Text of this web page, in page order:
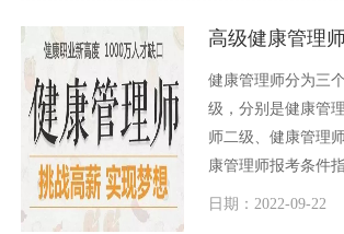
健康管理师分为三
级，分别是健康管
师二级、健康管理
康管理师报考条件
一级的报考条件了
日期：2022-09-22